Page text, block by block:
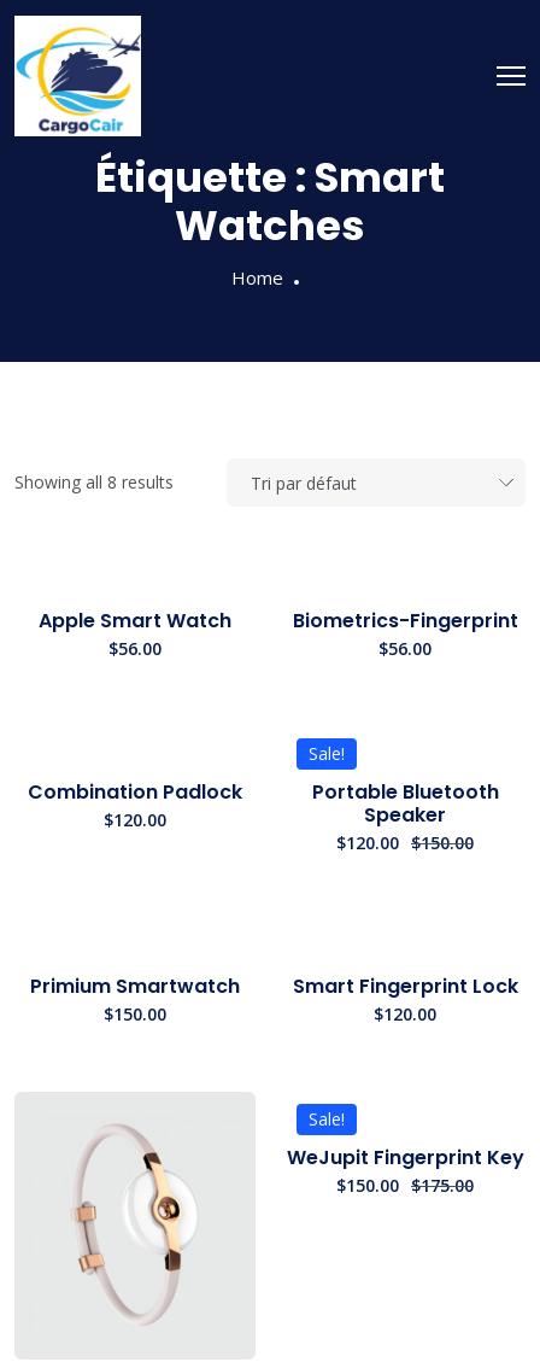
Skip
content
Étiquette :Smart
Watches
Home
Showing all 8 results
Apple Smart Watch
$56.00
Biometrics-Fingerprint
$56.00
Combination Padlock
$120.00
Sale!
Portable Bluetooth
Speaker
$150.00
$120.00
Primium Smartwatch
$150.00
Smart Fingerprint Lock
$120.00
Sale!
WeJupit Fingerprint Key
$175.00
$150.00